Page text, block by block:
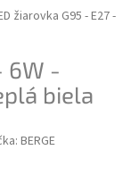
žiarovka G95 - E27 -
6W -
biela
BERGE